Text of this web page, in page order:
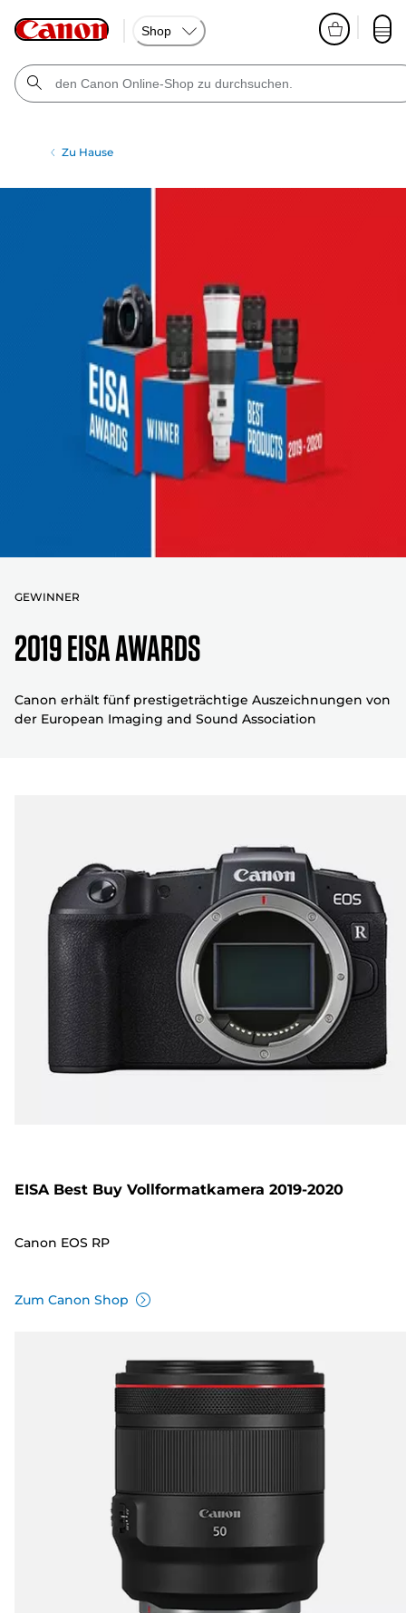
Shop
Zu Hause
GEWINNER
2019 EISA AWARDS
Canon erhält fünf prestigeträchtige Auszeichnungen von
der European Imaging and Sound Association
EISA Best Buy Vollformatkamera 2019-2020
Canon EOS RP
Zum Canon Shop